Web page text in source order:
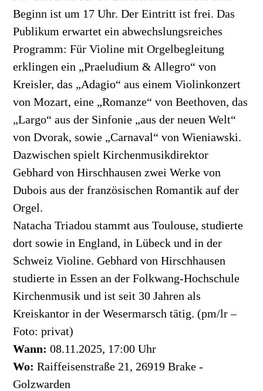
Beginn ist um 17 Uhr. Der Eintritt ist frei. Das
Publikum erwartet ein abwechslungsreiches
Programm: Für Violine mit Orgelbegleitung
erklingen ein „Praeludium & Allegro“ von
Kreisler, das „Adagio“ aus einem Violinkonzert
von Mozart, eine „Romanze“ von Beethoven, das
„Largo“ aus der Sinfonie „aus der neuen Welt“
von Dvorak, sowie „Carnaval“ von Wieniawski.
Dazwischen spielt Kirchenmusikdirektor
Gebhard von Hirschhausen zwei Werke von
Dubois aus der französischen Romantik auf der
Orgel.
Natacha Triadou stammt aus Toulouse, studierte
dort sowie in England, in Lübeck und in der
Schweiz Violine. Gebhard von Hirschhausen
studierte in Essen an der Folkwang-Hochschule
Kirchenmusik und ist seit 30 Jahren als
Kreiskantor in der Wesermarsch tätig. (pm/lr –
Foto: privat)
Wann: 08.11.2025, 17:00 Uhr
Wo: Raiffeisenstraße 21, 26919 Brake -
Golzwarden